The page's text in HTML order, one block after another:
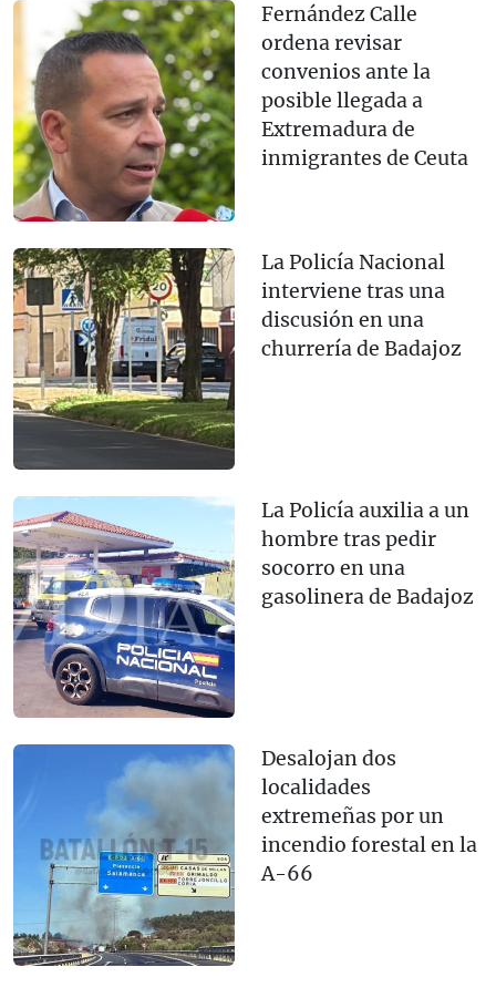
Fernández Calle
ordena revisar
convenios ante la
posible llegada a
Extremadura de
inmigrantes de Ceuta
La Policía Nacional
interviene tras una
discusión en una
churrería de Badajoz
La Policía auxilia a un
hombre tras pedir
socorro en una
gasolinera de Badajoz
Desalojan dos
localidades
extremeñas por un
incendio forestal en la
A-66